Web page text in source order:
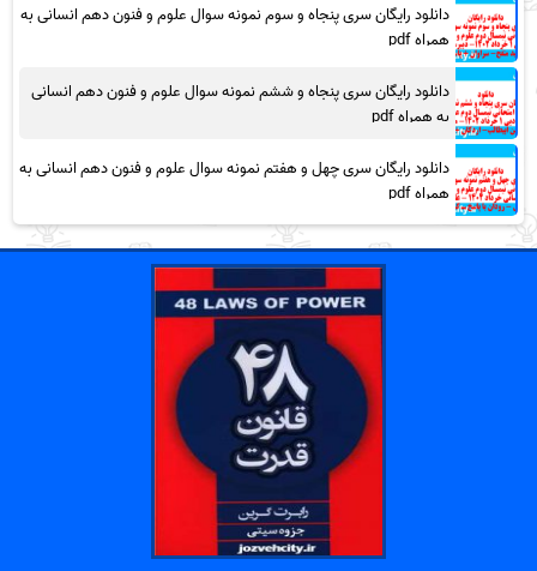
دانلود رایگان سری پنجاه و سوم نمونه سوال علوم و فنون دهم انسانی به
همراه pdf
دانلود رایگان سری پنجاه و ششم نمونه سوال علوم و فنون دهم انسانی
به همراه pdf
دانلود رایگان سری چهل و هفتم نمونه سوال علوم و فنون دهم انسانی به
همراه pdf